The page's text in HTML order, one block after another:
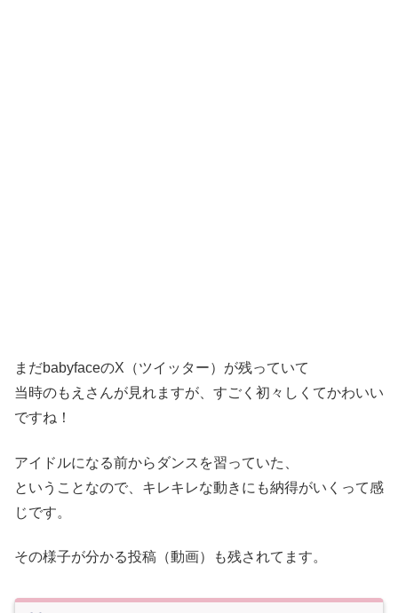
まだbabyfaceのX（ツイッター）が残っていて
当時のもえさんが見れますが、すごく初々しくてかわいい
ですね！
アイドルになる前からダンスを習っていた、
ということなので、キレキレな動きにも納得がいくって感
じです。
その様子が分かる投稿（動画）も残されてます。